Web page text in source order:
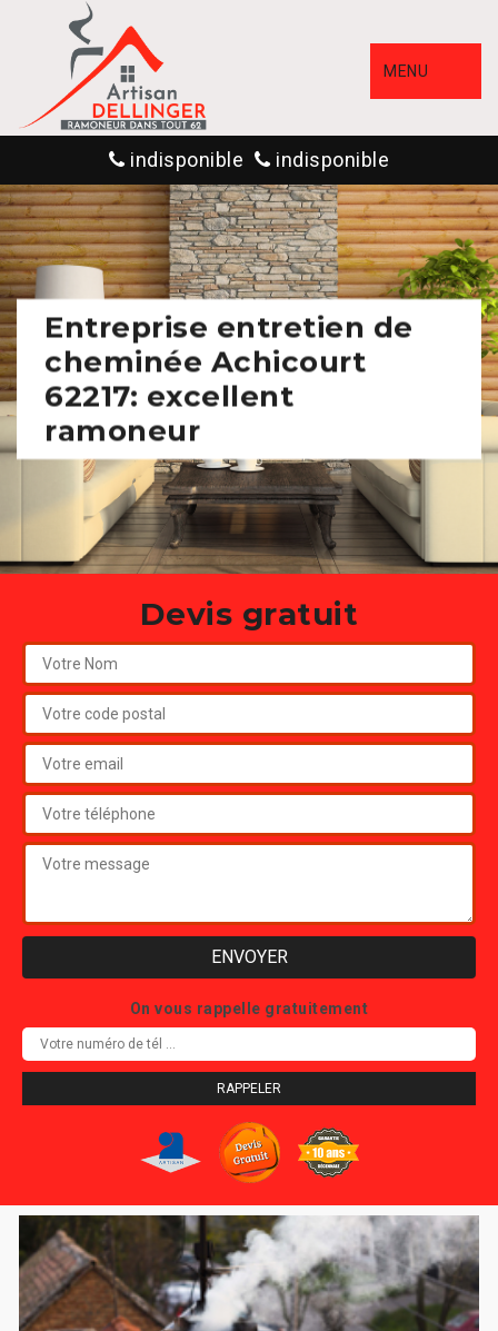
MENU
indisponible indisponible
Entreprise entretien de
cheminée Achicourt
62217: excellent
ramoneur
Devis gratuit
On vous rappelle gratuitement